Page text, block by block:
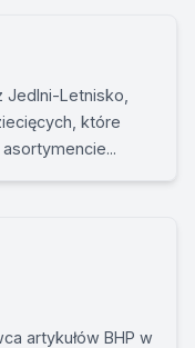
Letnisko,
które
artykułów BHP w